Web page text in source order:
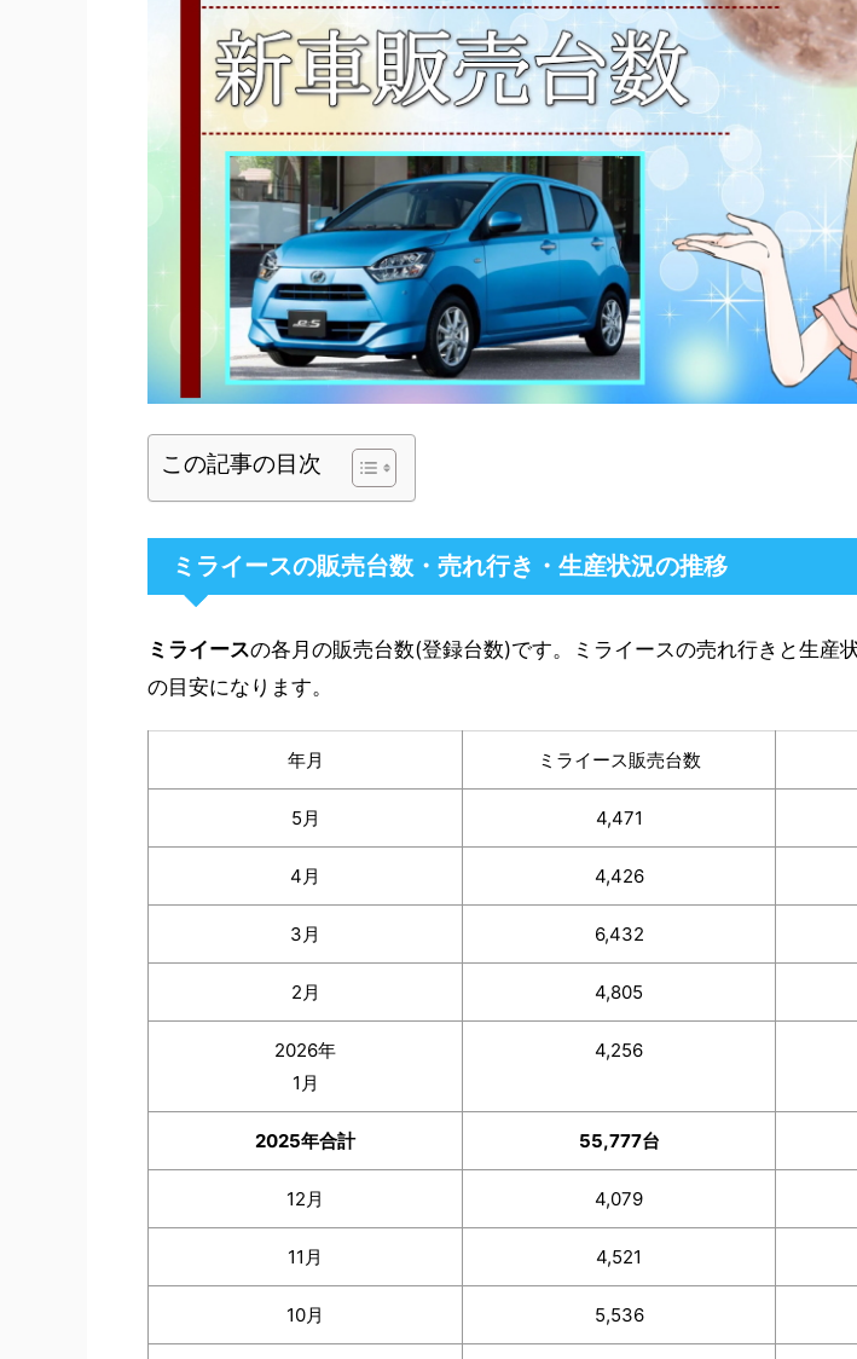
この記事の目次
ミライースの販売台数・売れ行き・生産状況の推移
ミライースの各月の販売台数(登録台数)です。ミライースの売れ行きと生産
の目安になります。
年月 ミライース販売台数
5月 4,471
4月 4,426
3月 6,432
2月 4,805
2026年
1月
4,256
2025年合計 55,777台
12月 4,079
11月 4,521
10月 5,536